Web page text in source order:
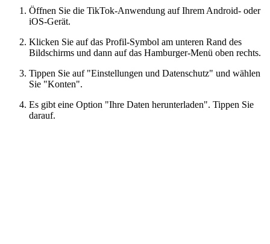
Öffnen Sie die TikTok-Anwendung auf Ihrem Android- oder
iOS-Gerät.
Klicken Sie auf das Profil-Symbol am unteren Rand des
Bildschirms und dann auf das Hamburger-Menü oben rechts.
Tippen Sie auf "Einstellungen und Datenschutz" und wählen
Sie "Konten".
Es gibt eine Option "Ihre Daten herunterladen". Tippen Sie
darauf.